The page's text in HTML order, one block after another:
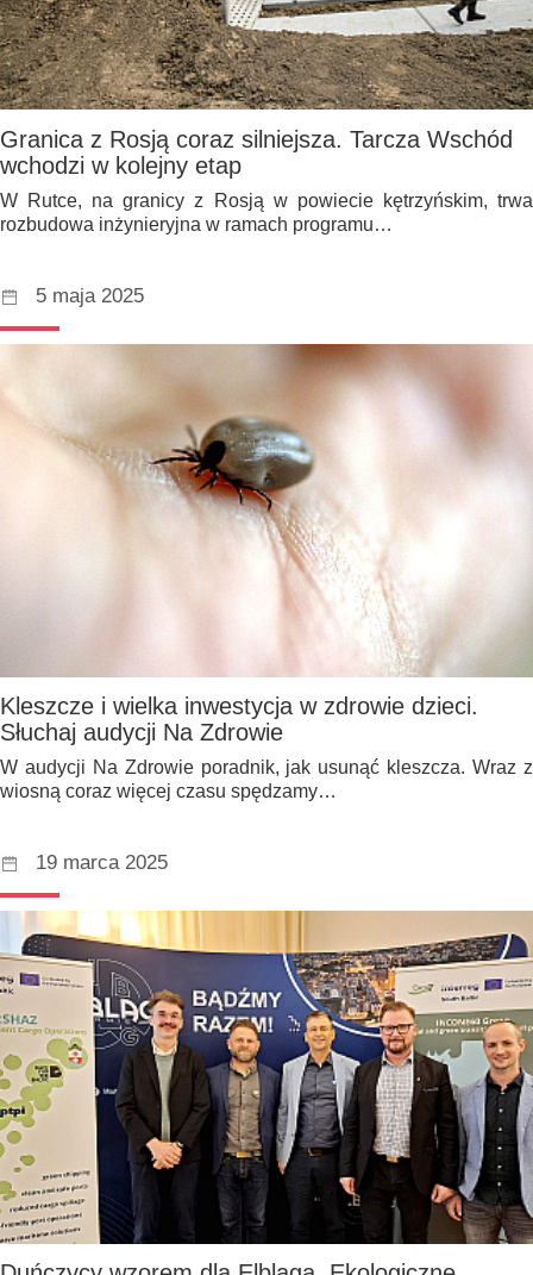
Granica z Rosją coraz silniejsza. Tarcza Wschód
wchodzi w kolejny etap
W Rutce, na granicy z Rosją w powiecie kętrzyńskim, trwa
rozbudowa inżynieryjna w ramach programu…
5 maja 2025
Kleszcze i wielka inwestycja w zdrowie dzieci.
Słuchaj audycji Na Zdrowie
W audycji Na Zdrowie poradnik, jak usunąć kleszcza. Wraz z
wiosną coraz więcej czasu spędzamy…
19 marca 2025